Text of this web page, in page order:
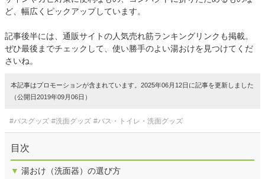
ど、幅広くピックアップしています。
記事後半には、通販サイトの人気売れ筋ランキングリンクも掲載。
ぜひ最後までチェックして、使い勝手のよい湯おけを見つけてくだ
さいね。
本記事はプロモーションが含まれています。2025年06月12日に記事を更新しました
（公開日2019年09月06日）
#バスグッズ #洗面グッズ #バス・トイレ・洗面グッズ
目次
▼ 湯おけ（洗面器）の選び方